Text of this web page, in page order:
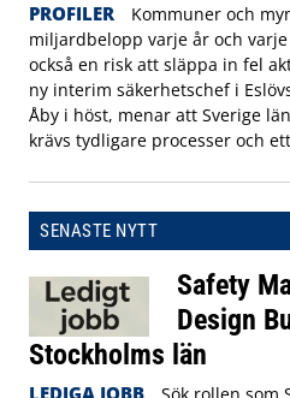
PROFILER
Kommuner och
miljardbelopp varje år och
också en risk att släppa in fel
ny interim säkerhetschef i
Åby i höst, menar att Sverige
krävs tydligare processer och
SENASTE NYTT
Safety
Design
Stockholms län